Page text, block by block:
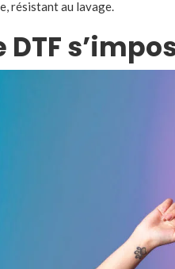
résistant au lavage.
DTF